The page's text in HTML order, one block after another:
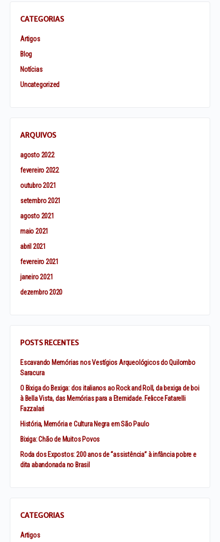
CATEGORIAS
Artigos
Blog
Notícias
Uncategorized
ARQUIVOS
agosto 2022
fevereiro 2022
outubro 2021
setembro 2021
agosto 2021
maio 2021
abril 2021
fevereiro 2021
janeiro 2021
dezembro 2020
POSTS RECENTES
Escavando Memórias nos Vestígios Arqueológicos do Quilombo
Saracura
O Bixiga do Bexiga: dos italianos ao Rock and Roll, da bexiga de boi
à Bella Vista, das Memórias para a Eternidade. Felicce Fatarelli
Fazzalari
História, Memória e Cultura Negra em São Paulo
Bixiga: Chão de Muitos Povos
Roda dos Expostos: 200 anos de “assistência” à infância pobre e
dita abandonada no Brasil
CATEGORIAS
Artigos